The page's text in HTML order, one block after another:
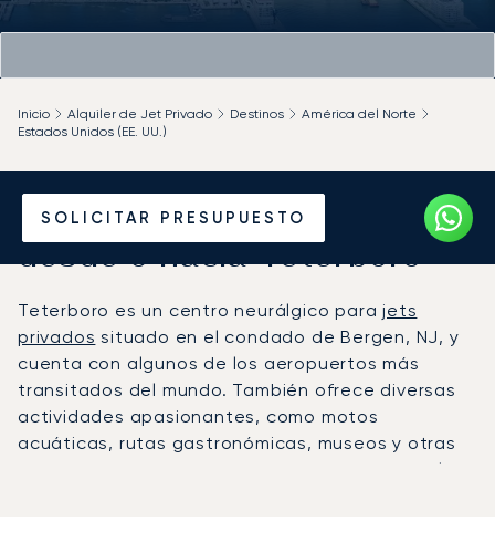
SOLICITAR PRESUPUESTO
Inicio Alquiler de Jet Privado Destinos
América del Norte
Estados Unidos (EE. UU.)
Alquile un Jet Privado
desde o hacia Teterboro
Teterboro es un centro neurálgico parajets
privados situado en el condado de Bergen, NJ, y
cuenta con algunos de los aeropuertos más
transitados del mundo. También ofrece diversas
actividades apasionantes, como motos
acuáticas, rutas gastronómicas, museos y otras
desde el